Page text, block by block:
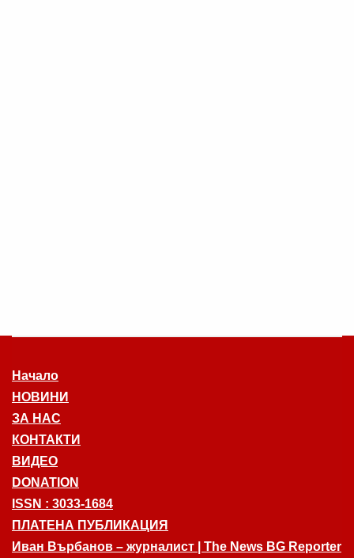
Начало
НОВИНИ
ЗА НАС
КОНТАКТИ
ВИДЕО
DONATION
ISSN : 3033-1684
ПЛАТЕНА ПУБЛИКАЦИЯ
Иван Върбанов – журналист | The News BG Reporter